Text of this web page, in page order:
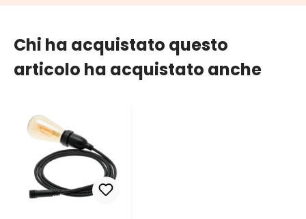
Chi ha acquistato questo
articolo ha acquistato anche